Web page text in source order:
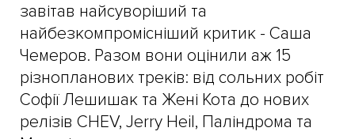
завітав найсуворіший та
найбезкомпромісніший критик - Саша
Чемеров. Разом вони оцінили аж 15
різнопланових треків: від сольних робіт
Софії Лешишак та Жені Кота до нових
релізів CHEV, Jerry Heil, Паліндрома та